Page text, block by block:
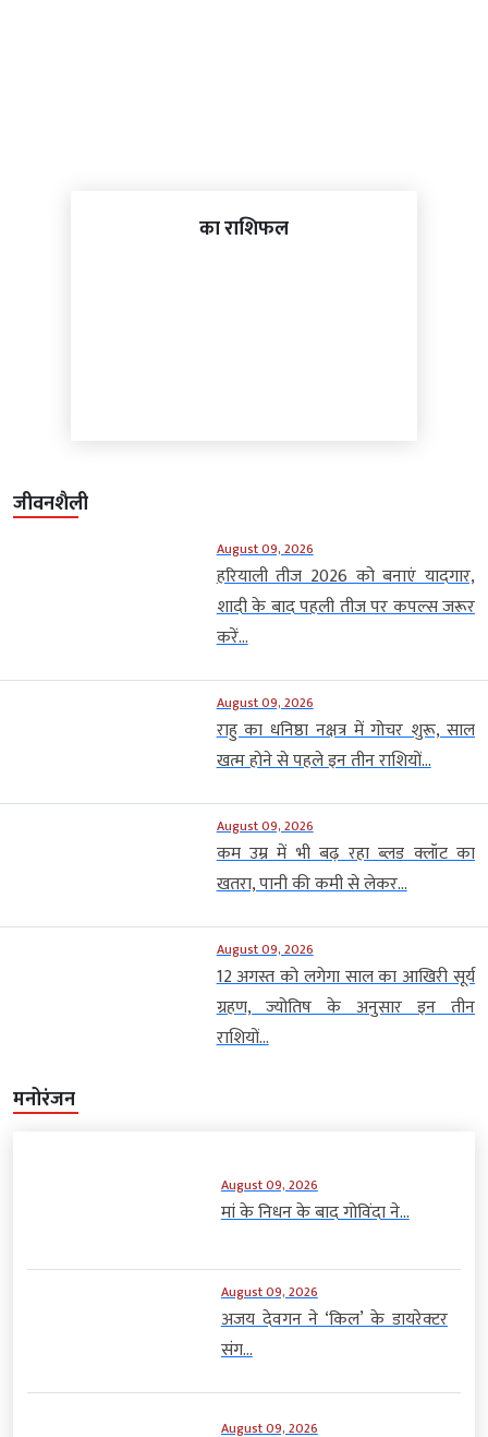
का राशिफल
जीवनशैली
August 09, 2026
हरियाली तीज 2026 को बनाएं यादगार,
शादी के बाद पहली तीज पर कपल्स जरूर
करें...
August 09, 2026
राहु का धनिष्ठा नक्षत्र में गोचर शुरू, साल
खत्म होने से पहले इन तीन राशियों...
August 09, 2026
कम उम्र में भी बढ़ रहा ब्लड क्लॉट का
खतरा, पानी की कमी से लेकर...
August 09, 2026
12 अगस्त को लगेगा साल का आखिरी सूर्य
ग्रहण, ज्योतिष के अनुसार इन तीन
राशियों...
मनोरंजन
August 09, 2026
मां के निधन के बाद गोविंदा ने...
August 09, 2026
अजय देवगन ने ‘किल’ के डायरेक्टर
संग...
August 09, 2026